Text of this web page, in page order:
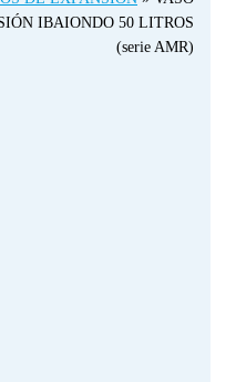
IBAIONDO 50 LITROS
(serie AMR)